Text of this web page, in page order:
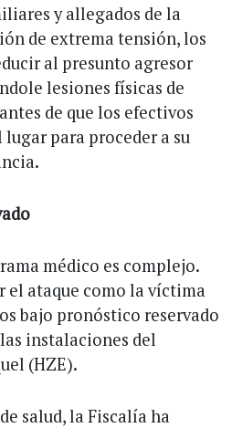
y allegados de la
de extrema tensión, los
al presunto agresor
lesiones físicas de
de que los efectivos
para proceder a su
médico es complejo.
el ataque como la víctima
bajo pronóstico reservado
instalaciones del
(HZE).
salud, la Fiscalía ha